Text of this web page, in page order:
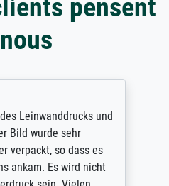
pensent
Leinwanddrucks und
Bild wurde sehr
verpackt, so dass es
ankam. Es wird nicht